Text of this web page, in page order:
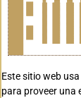
Este sitio web
para proveer una